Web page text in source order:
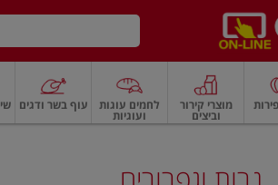
מוצרי קירור
וביצים
לחמים עוגות
ועוגיות
עוף בשר ודגים
פירותפירות יבשים ואגוזיםפירות יבשים ארוז